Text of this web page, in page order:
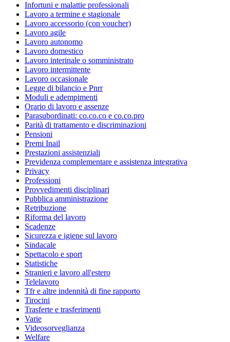
Infortuni e malattie professionali
Lavoro a termine e stagionale
Lavoro accessorio (con voucher)
Lavoro agile
Lavoro autonomo
Lavoro domestico
Lavoro interinale o somministrato
Lavoro intermittente
Lavoro occasionale
Legge di bilancio e Pnrr
Moduli e adempimenti
Orario di lavoro e assenze
Parasubordinati: co.co.co e co.co.pro
Parità di trattamento e discriminazioni
Pensioni
Premi Inail
Prestazioni assistenziali
Previdenza complementare e assistenza integrativa
Privacy
Professioni
Provvedimenti disciplinari
Pubblica amministrazione
Retribuzione
Riforma del lavoro
Scadenze
Sicurezza e igiene sul lavoro
Sindacale
Spettacolo e sport
Statistiche
Stranieri e lavoro all'estero
Telelavoro
Tfr e altre indennità di fine rapporto
Tirocini
Trasferte e trasferimenti
Varie
Videosorveglianza
Welfare